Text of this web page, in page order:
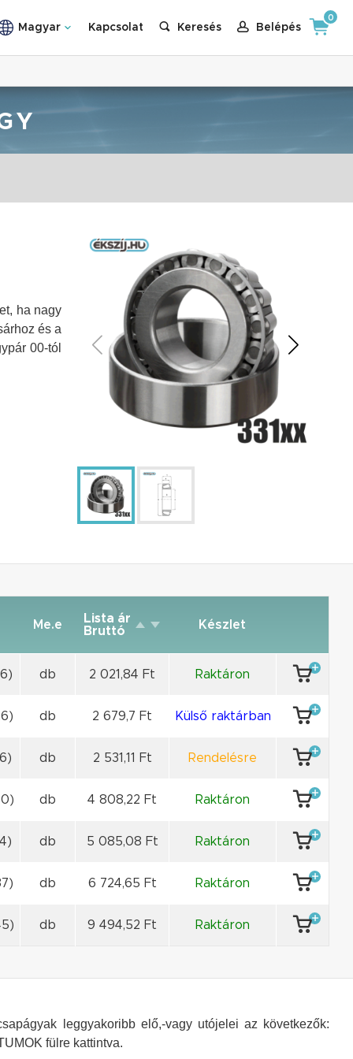
Magyar Kapcsolat Keresés Belépés
0
ha nagy
és a
00-tól
Me.e
Lista ár
Bruttó
Készlet
db 2 021,84 Ft Raktáron
db 2 679,7 Ft Külső raktárban
db 2 531,11 Ft Rendelésre
db 4 808,22 Ft Raktáron
db 5 085,08 Ft Raktáron
db 6 724,65 Ft Raktáron
db 9 494,52 Ft Raktáron
leggyakoribb elő,-vagy utójelei az következők:
fülre kattintva.